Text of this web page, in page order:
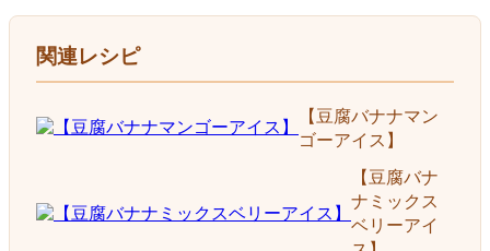
関連レシピ
【豆腐バナナマン
ゴーアイス】
【豆腐バナ
ナミックス
ベリーアイ